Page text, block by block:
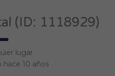
(ID: 1118929)
lugar
hace 10 años